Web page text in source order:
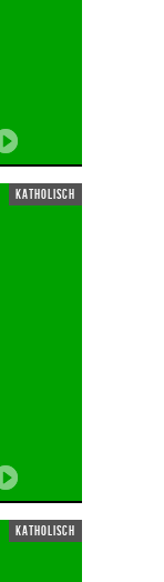
katholisch
katholisch